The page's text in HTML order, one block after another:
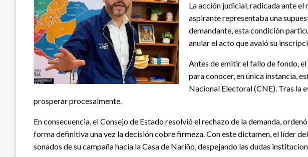
La acción judicial, radicada ante
aspirante representaba una
demandante, esta condición
anular el acto que avaló su
Antes de emitir el fallo de fondo,
para conocer, en única instancia,
Nacional Electoral (CNE). Tras la
prosperar procesalmente.
En consecuencia, el Consejo de Estado resolvió el rechazo de la demanda,
forma definitiva una vez la decisión cobre firmeza.Con este dictamen, el líder
sonados de su campaña hacia la Casa de Nariño, despejando las dudas